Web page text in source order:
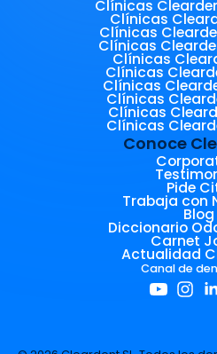
Clínicas
Clínicas
Clínicas
Clínicas
Clínicas
Clínicas
Clínicas
Clínicas
Clínicas
Clínicas
Conoce
Pide
Trabaja con
Blog
Diccionario
Carnet
Actualidad
Canal de